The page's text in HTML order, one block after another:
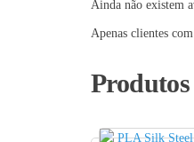
Ainda não existem
Apenas clientes